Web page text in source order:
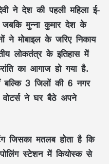
ने देश की पहली महिला ई-
जबकि मुन्ना कुमार देश के
ने मोबाइल के जरिए निकाय
लोकतंत्र के इतिहास में
का आगाज हो गया है.
बल्कि 3 जिलों की 6 नगर
ने घर बैठे अपने
जिसका मतलब होता है कि
स्टेशन में कियोस्क से